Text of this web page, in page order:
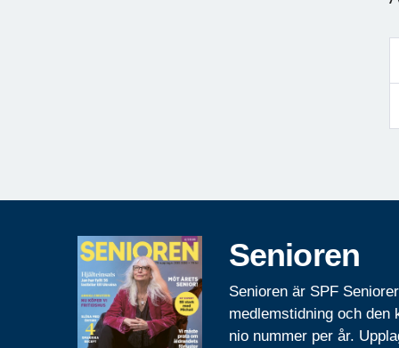
Senioren
Senioren är SPF
medlemstidning och den
nio nummer per år.